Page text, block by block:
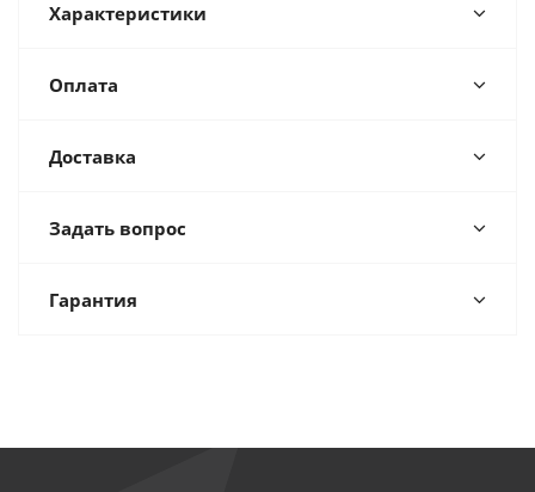
Характеристики
Оплата
Доставка
Задать вопрос
Гарантия